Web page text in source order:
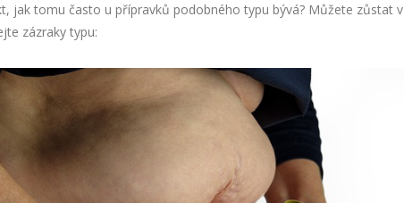
jak tomu často u přípravků podobného typu bývá? Můžete zůstat v
zázraky typu: